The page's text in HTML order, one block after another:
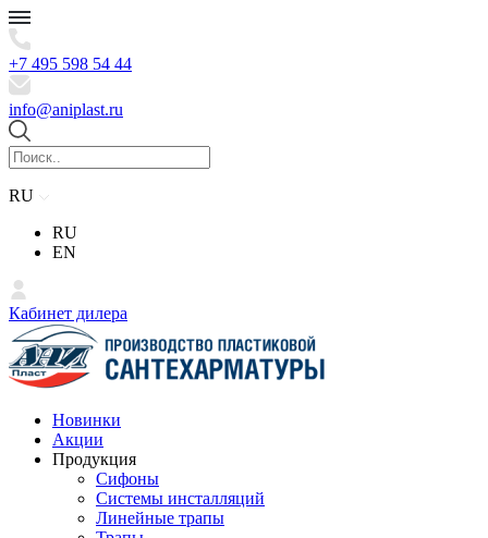
+7 495 598 54 44
info@aniplast.ru
RU
RU
EN
Кабинет дилера
Новинки
Акции
Продукция
Сифоны
Системы инсталляций
Линейные трапы